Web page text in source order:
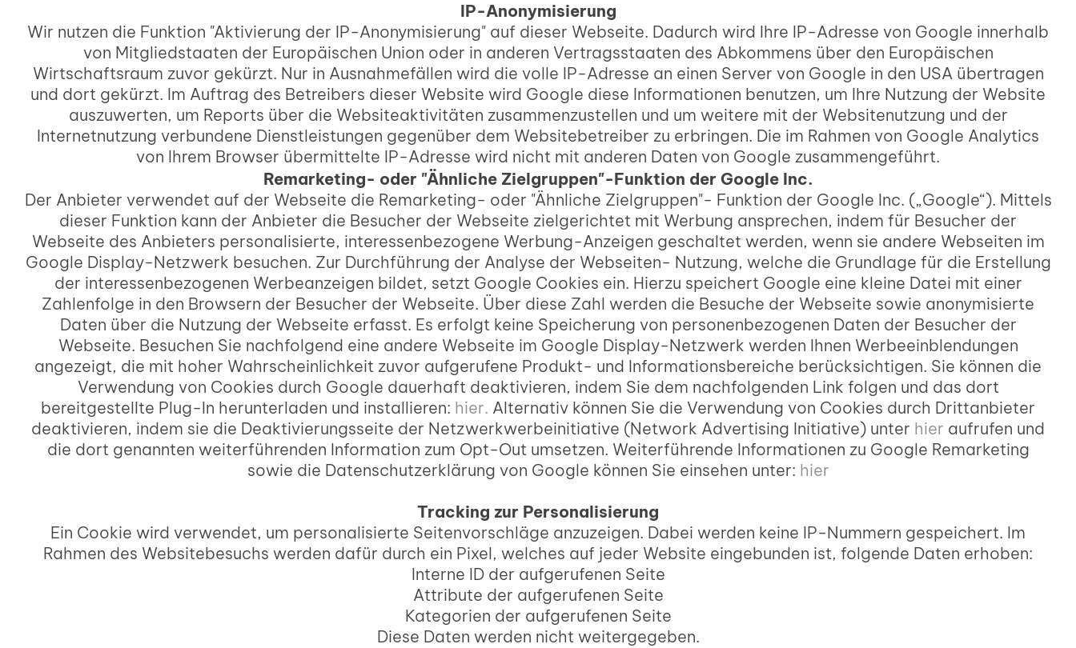
IP-Anonymisierung
Wir nutzen die Funktion "Aktivierung der IP-Anonymisierung" auf dieser Webseite. Dadurch wird Ihre IP-Adresse von Google innerhalb
von Mitgliedstaaten der Europäischen Union oder in anderen Vertragsstaaten des Abkommens über den Europäischen
Wirtschaftsraum zuvor gekürzt. Nur in Ausnahmefällen wird die volle IP-Adresse an einen Server von Google in den USA übertragen
und dort gekürzt. Im Auftrag des Betreibers dieser Website wird Google diese Informationen benutzen, um Ihre Nutzung der Website
auszuwerten, um Reports über die Websiteaktivitäten zusammenzustellen und um weitere mit der Websitenutzung und der
Internetnutzung verbundene Dienstleistungen gegenüber dem Websitebetreiber zu erbringen. Die im Rahmen von Google Analytics
von Ihrem Browser übermittelte IP-Adresse wird nicht mit anderen Daten von Google zusammengeführt.
Remarketing- oder "Ähnliche Zielgruppen"-Funktion der Google Inc.
Der Anbieter verwendet auf der Webseite die Remarketing- oder "Ähnliche Zielgruppen"- Funktion der Google Inc. („Google“). Mittels
dieser Funktion kann der Anbieter die Besucher der Webseite zielgerichtet mit Werbung ansprechen, indem für Besucher der
Webseite des Anbieters personalisierte, interessenbezogene Werbung-Anzeigen geschaltet werden, wenn sie andere Webseiten im
Google Display-Netzwerk besuchen. Zur Durchführung der Analyse der Webseiten- Nutzung, welche die Grundlage für die Erstellung
der interessenbezogenen Werbeanzeigen bildet, setzt Google Cookies ein. Hierzu speichert Google eine kleine Datei mit einer
Zahlenfolge in den Browsern der Besucher der Webseite. Über diese Zahl werden die Besuche der Webseite sowie anonymisierte
Daten über die Nutzung der Webseite erfasst. Es erfolgt keine Speicherung von personenbezogenen Daten der Besucher der
Webseite. Besuchen Sie nachfolgend eine andere Webseite im Google Display-Netzwerk werden Ihnen Werbeeinblendungen
angezeigt, die mit hoher Wahrscheinlichkeit zuvor aufgerufene Produkt- und Informationsbereiche berücksichtigen. Sie können die
Verwendung von Cookies durch Google dauerhaft deaktivieren, indem Sie dem nachfolgenden Link folgen und das dort
bereitgestellte Plug-In herunterladen und installieren: hier. Alternativ können Sie die Verwendung von Cookies durch Drittanbieter
deaktivieren, indem sie die Deaktivierungsseite der Netzwerkwerbeinitiative (Network Advertising Initiative) unter hier aufrufen und
die dort genannten weiterführenden Information zum Opt-Out umsetzen. Weiterführende Informationen zu Google Remarketing
sowie die Datenschutzerklärung von Google können Sie einsehen unter: hier
Tracking zur Personalisierung
Ein Cookie wird verwendet, um personalisierte Seitenvorschläge anzuzeigen. Dabei werden keine IP-Nummern gespeichert. Im
Rahmen des Websitebesuchs werden dafür durch ein Pixel, welches auf jeder Website eingebunden ist, folgende Daten erhoben:
Interne ID der aufgerufenen Seite
Attribute der aufgerufenen Seite
Kategorien der aufgerufenen Seite
Diese Daten werden nicht weitergegeben.